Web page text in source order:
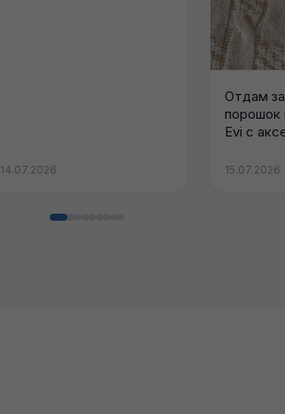
14.07.2026
Отдам
порошок
Evi с
15.07.2026